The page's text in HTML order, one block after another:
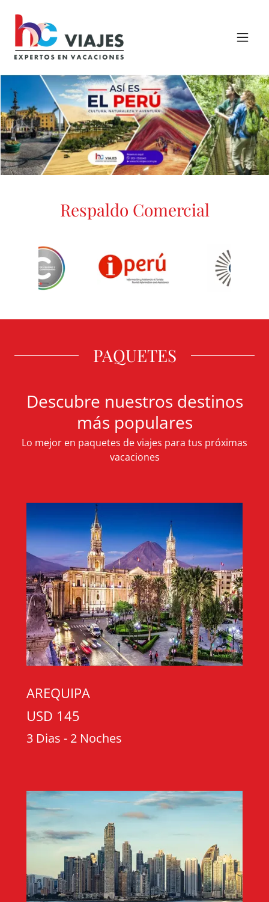
Respaldo Comercial
PAQUETES
Descubre nuestros destinos
más populares
Lo mejor en paquetes de viajes para tus próximas
vacaciones
AREQUIPA
USD 145
3 Dias - 2 Noches